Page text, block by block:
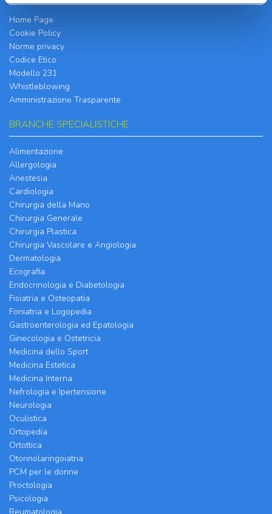
Home Page
Cookie Policy
Norme privacy
Codice Etico
Modello 231
Whistleblowing
Amministrazione Trasparente
BRANCHE SPECIALISTICHE
Alimentazione
Allergologia
Anestesia
Cardiologia
Chirurgia della Mano
Chirurgia Generale
Chirurgia Plastica
Chirurgia Vascolare e Angiologia
Dermatologia
Ecografia
Endocrinologia e Diabetologia
Fisiatria e Osteopatia
Foniatria e Logopedia
Gastroenterologia ed Epatologia
Ginecologia e Ostetricia
Medicina dello Sport
Medicina Estetica
Medicina Interna
Nefrologia e Ipertensione
Neurologia
Oculistica
Ortopedia
Ortottica
Otorinolaringoiatria
PCM per le donne
Proctologia
Psicologia
Reumatologia